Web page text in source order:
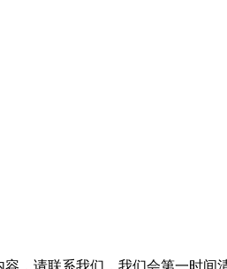
，请联系我们，我们会第一时间